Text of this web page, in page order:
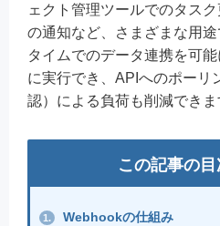
ェクト管理ツールでのタス
の通知など、さまざまな用
タイムでのデータ連携を可
に実行でき、APIへのポーリ
認）による負荷も削減できま
この記事の目
1. Webhookの仕組み